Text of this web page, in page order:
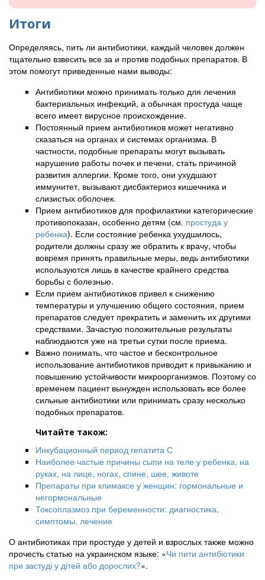
Итоги
Определяясь, пить ли антибиотики, каждый человек должен
тщательно взвесить все за и против подобных препаратов. В
этом помогут приведенные нами выводы:
Антибиотики можно принимать только для лечения
бактериальных инфекций, а обычная простуда чаще
всего имеет вирусное происхождение.
Постоянный прием антибиотиков может негативно
сказаться на органах и системах организма. В
частности, подобные препараты могут вызывать
нарушение работы почек и печени, стать причиной
развития аллергии. Кроме того, они ухудшают
иммунитет, вызывают дисбактериоз кишечника и
слизистых оболочек.
Прием антибиотиков для профилактики категорические
противопоказан, особенно детям (см. простуда у
ребенка). Если состояние ребенка ухудшилось,
родители должны сразу же обратить к врачу, чтобы
вовремя принять правильные меры, ведь антибиотики
используются лишь в качестве крайнего средства
борьбы с болезнью.
Если прием антибиотиков привел к снижению
температуры и улучшению общего состояния, прием
препаратов следует прекратить и заменить их другими
средствами. Зачастую положительные результаты
наблюдаются уже на третьи сутки после приема.
Важно понимать, что частое и бесконтрольное
использование антибиотиков приводит к привыканию и
повышению устойчивости микроорганизмов. Поэтому со
временем пациент вынужден использовать все более
сильные антибиотики или принимать сразу несколько
подобных препаратов.
Читайте також:
Инкубационный период гепатита С
Наиболее частые причины сыпи на теле у ребенка, на
руках, на лице, ногах, спине, шее, животе
Препараты при климаксе у женщин: гормональные и
негормональные
Токсоплазмоз при беременности: диагностика,
симптомы, лечение
О антибиотиках при простуде у детей и взрослых также можно
прочесть статью на украинском языке: «Чи пити антибіотики
при застуді у дітей або дорослих?».